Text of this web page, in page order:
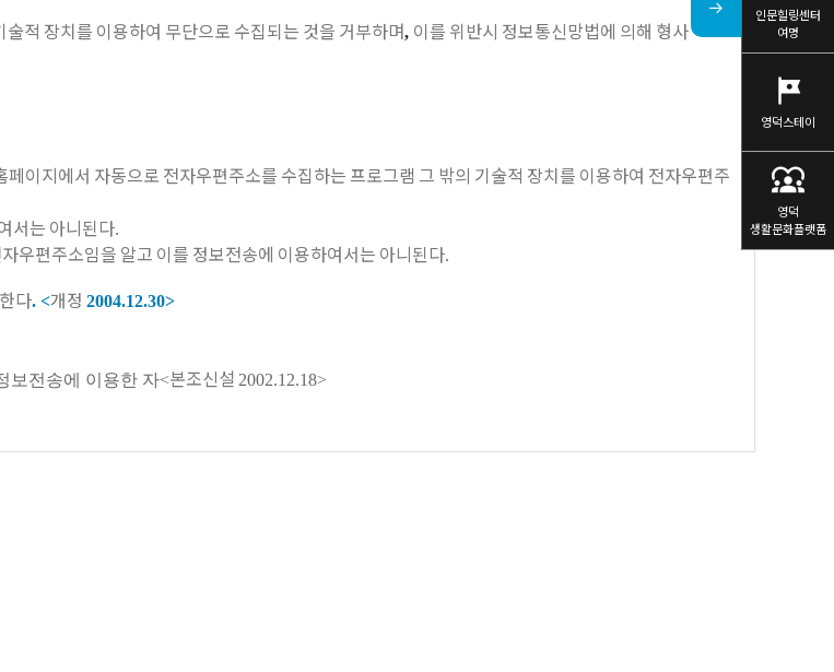
적 장치를 이용하여 무단으로 수집되는 것을 거부하며, 이를 위반시 정보통신망법에 의해 형사
이지에서 자동으로 전자우편주소를 수집하는 프로그램 그 밖의 기술적 장치를 이용하여 전자우편주
서는 아니된다.
우편주소임을 알고 이를 정보전송에 이용하여서는 아니된다.
다. <개정 2004.12.30>
보전송에 이용한 자<본조신설 2002.12.18>
인문힐링센터
여명
tour
영덕스테이
diversity_1
영덕
생활문화플랫폼